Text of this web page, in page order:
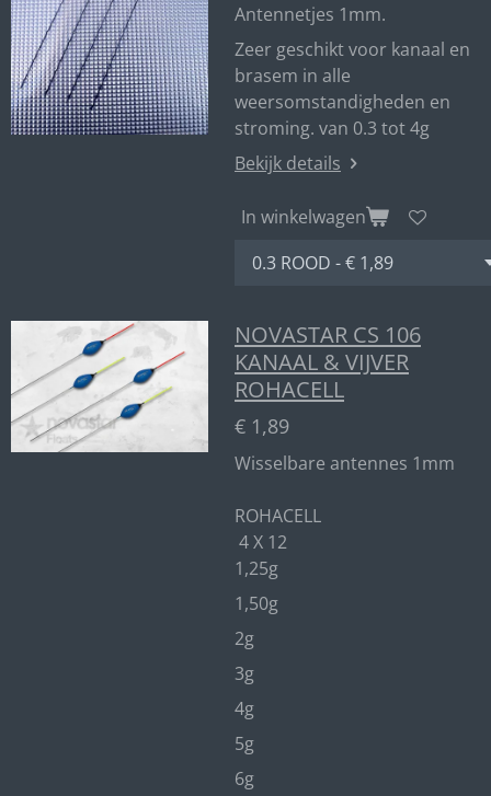
Antennetjes 1mm.
Zeer geschikt voor kanaal en
brasem in alle
weersomstandigheden en
stroming. van 0.3 tot 4g
Bekijk details
In winkelwagen
NOVASTAR CS 106
KANAAL & VIJVER
ROHACELL
€ 1,89
Wisselbare antennes 1mm
ROHACELL
4 X 12
1,25g
1,50g
2g
3g
4g
5g
6g